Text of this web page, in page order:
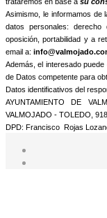
Asimismo, le informamos de
datos personales: derecho
oposición, portabilidad y a
email a:
Además, el interesado
de Datos competente para
Datos identificativos del
AYUNTAMIENTO DE
VALMOJADO - TOLEDO,
DPD: Francisco Rojas